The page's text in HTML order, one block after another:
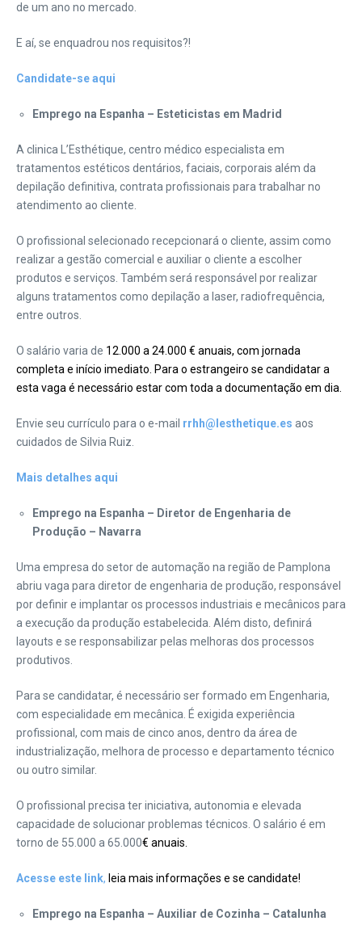
de um ano no mercado.
E aí, se enquadrou nos requisitos?!
Candidate-se aqui
Emprego na Espanha – Esteticistas em Madrid
A clinica L’Esthétique, centro médico especialista em
tratamentos estéticos dentários, faciais, corporais além da
depilação definitiva, contrata profissionais para trabalhar no
atendimento ao cliente.
O profissional selecionado recepcionará o cliente, assim como
realizar a gestão comercial e auxiliar o cliente a escolher
produtos e serviços. Também será responsável por realizar
alguns tratamentos como depilação a laser, radiofrequência,
entre outros.
O salário varia de 12.000 a 24.000 € anuais, com jornada
completa e início imediato. Para o estrangeiro se candidatar a
esta vaga é necessário estar com toda a documentação em dia.
Envie seu currículo para o e-mail rrhh@lesthetique.es aos
cuidados de Silvia Ruiz.
Mais detalhes aqui
Emprego na Espanha – Diretor de Engenharia de
Produção – Navarra
Uma empresa do setor de automação na região de Pamplona
abriu vaga para diretor de engenharia de produção, responsável
por definir e implantar os processos industriais e mecânicos para
a execução da produção estabelecida. Além disto, definirá
layouts e se responsabilizar pelas melhoras dos processos
produtivos.
Para se candidatar, é necessário ser formado em Engenharia,
com especialidade em mecânica. É exigida experiência
profissional, com mais de cinco anos, dentro da área de
industrialização, melhora de processo e departamento técnico
ou outro similar.
O profissional precisa ter iniciativa, autonomia e elevada
capacidade de solucionar problemas técnicos. O salário é em
torno de 55.000 a 65.000€ anuais.
Acesse este link, leia mais informações e se candidate!
Emprego na Espanha – Auxiliar de Cozinha – Catalunha